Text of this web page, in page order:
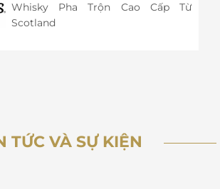
Whisky Pha Trộn Cao Cấp Từ
Scotland
TỨC VÀ SỰ KIỆN